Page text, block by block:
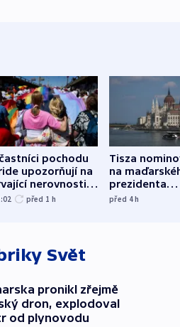
pochodu
upozorňují na
nerovnosti i
před 1 h
Tisza
na
prezidenta
bývalého
před 4h
Svět
pronikl zřejmě
dron, explodoval
od plynovodu